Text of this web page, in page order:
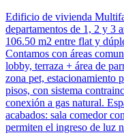
Edificio de vivienda
departamentos de 1, 2 y 3
106.50 m2 entre flat y
Contamos con áreas
lobby, terraza + área de
zona pet, estacionamiento
pisos, con sistema
conexión a gas natural.
acabados: sala comedor
permiten el ingreso de luz